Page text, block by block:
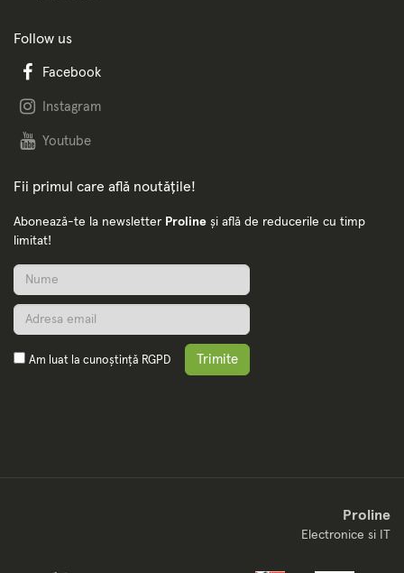
Follow us
Facebook
Instagram
Youtube
Fii primul care află noutățile!
Abonează-te la newsletter Proline și află de reducerile cu timp
limitat!
Am luat la cunoștință RGPD Trimite
Proline
Electronice si IT